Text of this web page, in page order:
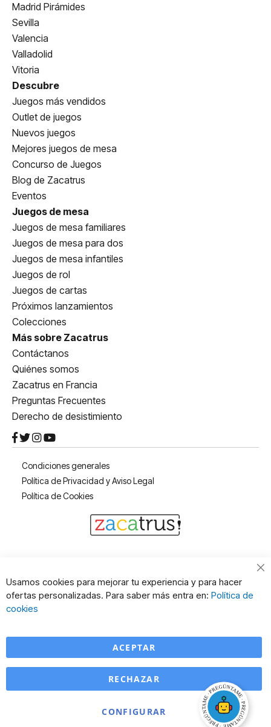
Madrid Pirámides
Sevilla
Valencia
Valladolid
Vitoria
Descubre
Juegos más vendidos
Outlet de juegos
Nuevos juegos
Mejores juegos de mesa
Concurso de Juegos
Blog de Zacatrus
Eventos
Juegos de mesa
Juegos de mesa familiares
Juegos de mesa para dos
Juegos de mesa infantiles
Juegos de rol
Juegos de cartas
Próximos lanzamientos
Colecciones
Más sobre Zacatrus
Contáctanos
Quiénes somos
Zacatrus en Francia
Preguntas Frecuentes
Derecho de desistimiento
Condiciones generales
Política de Privacidad y Aviso Legal
Política de Cookies
Usamos cookies para mejorar tu experiencia y para hacer
ofertas personalizadas. Para saber más entra en: Política de
cookies
ACEPTAR
CONFIGURAR
RECHAZAR